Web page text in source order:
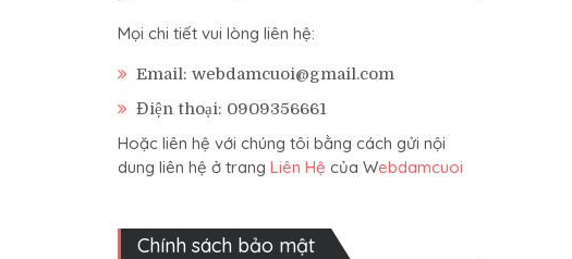
Mọi chi tiết vui lòng liên hệ:
Email: webdamcuoi@gmail.com
Điện thoại: 0909356661
Hoặc liên hệ với chúng tôi bằng cách gửi nội
dung liên hệ ở trang Liên Hệ của Webdamcuoi
Chính sách bảo mật